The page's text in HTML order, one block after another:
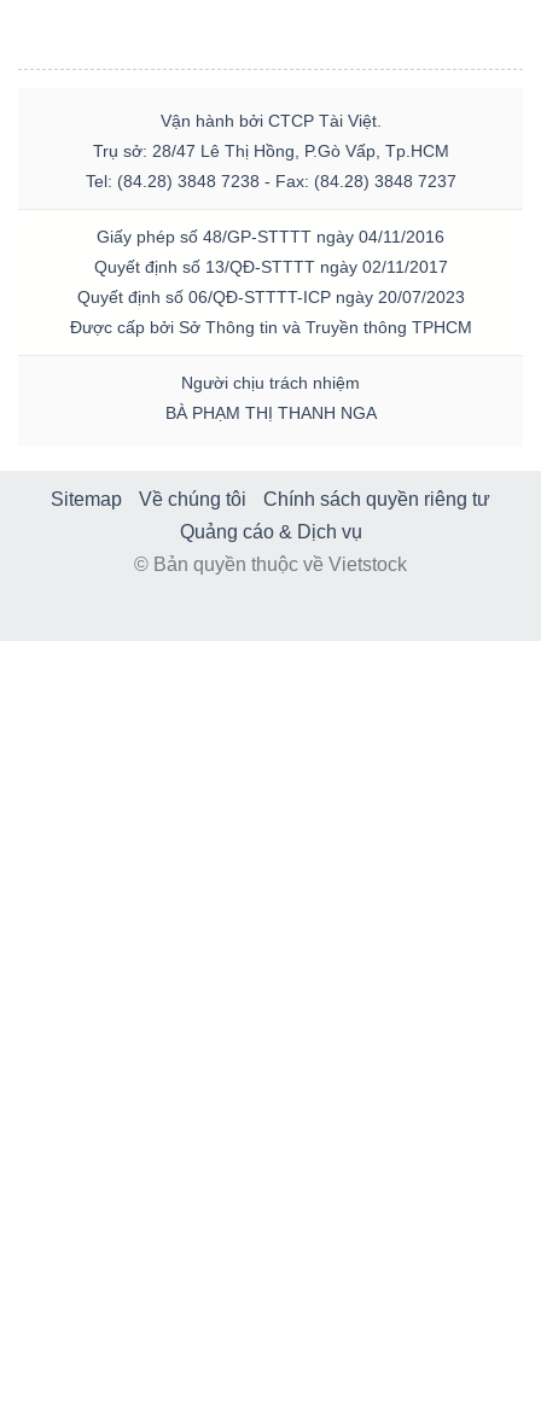
Vận hành bởi CTCP Tài Việt.
Trụ sở: 28/47 Lê Thị Hồng, P.Gò Vấp, Tp.HCM
Tel: (84.28) 3848 7238 - Fax: (84.28) 3848 7237
Giấy phép số 48/GP-STTTT ngày 04/11/2016
Quyết định số 13/QĐ-STTTT ngày 02/11/2017
Quyết định số 06/QĐ-STTTT-ICP ngày 20/07/2023
Được cấp bởi Sở Thông tin và Truyền thông TPHCM
Người chịu trách nhiệm
BÀ PHẠM THỊ THANH NGA
Sitemap Về chúng tôi
Chính sách quyền riêng tư
Quảng cáo & Dịch vụ
© Bản quyền thuộc về Vietstock